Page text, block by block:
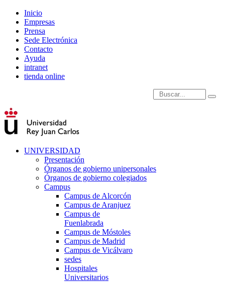
Inicio
Empresas
Prensa
Sede Electrónica
Contacto
Ayuda
intranet
tienda online
Introduce términos de
UNIVERSIDAD
Presentación
Órganos de gobierno unipersonales
Órganos de gobierno colegiados
Campus
Campus de Alcorcón
Campus de Aranjuez
Campus de
Fuenlabrada
Campus de Móstoles
Campus de Madrid
Campus de Vicálvaro
sedes
Hospitales
Universitarios